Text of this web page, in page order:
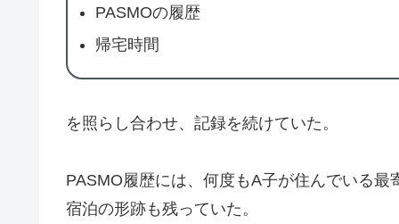
PASMOの履歴
帰宅時間
を照らし合わせ、記録を続けていた。
PASMO履歴には、何度もA子が住んでいる最
宿泊の形跡も残っていた。